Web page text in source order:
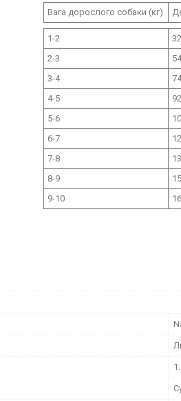
Вага дорослого собаки (кг)
1-2
2-3
3-4
4-5
5-6
6-7
7-8
8-9
9-10